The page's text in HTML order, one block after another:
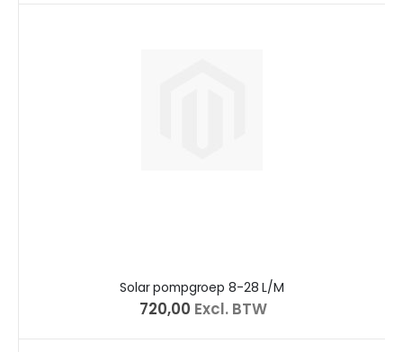
Solar pompgroep 8-28 L/M
€ 720,00 Excl. BTW